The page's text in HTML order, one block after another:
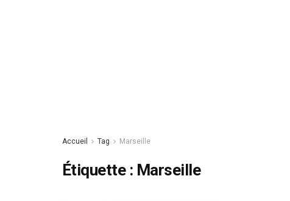
Accueil Tag Marseille
Étiquette : Marseille